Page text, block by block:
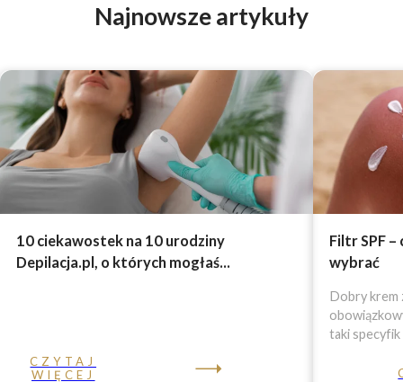
Najnowsze artykuły
10 ciekawostek na 10 urodziny
Depilacja.pl, o których mogłaś...
CZYTAJ
WIĘCEJ
Filtr SPF
wybrać
Dobry krem
taki specyfik